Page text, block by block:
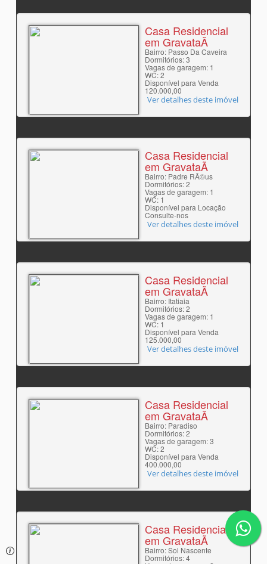
Casa Residencial
em GravataÃ­
Bairro: Passo Da Caveira
Dormitórios: 3
Vagas de garagem: 1
WC: 2
Disponível para Venda
120.000,00
Ver detalhes deste imóvel
Casa Residencial
em GravataÃ­
Bairro: Padre RÃ©us
Dormitórios: 2
Vagas de garagem: 1
WC: 1
Disponível para Locação
Consulte-nos
Ver detalhes deste imóvel
Casa Residencial
em GravataÃ­
Bairro: Itatiaia
Dormitórios: 2
Vagas de garagem: 1
WC: 1
Disponível para Venda
125.000,00
Ver detalhes deste imóvel
Casa Residencial
em GravataÃ­
Bairro: Paradiso
Dormitórios: 2
Vagas de garagem: 3
WC: 2
Disponível para Venda
400.000,00
Ver detalhes deste imóvel
Casa Residencial
em GravataÃ­
Bairro: Sol Nascente
Dormitórios: 4